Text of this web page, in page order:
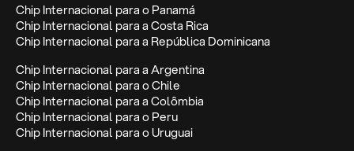
Chip Internacional para o Panamá
Chip Internacional para a Costa Rica
Chip Internacional para a República Dominicana
Chip Internacional para a Argentina
Chip Internacional para o Chile
Chip Internacional para a Colômbia
Chip Internacional para o Peru
Chip Internacional para o Uruguai